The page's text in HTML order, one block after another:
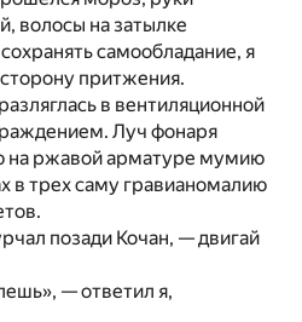
волосы на затылке
самообладание, я
притжения.
в вентиляционной
Луч фонаря
на ржавой арматуре мумию
в трех саму гравианомалию
позади Кочан, — двигай
— ответил я,